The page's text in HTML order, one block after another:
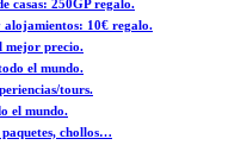
casas: 250GP regalo.
alojamientos: 10€ regalo.
mejor precio.
el mundo.
tours.
el mundo.
chollos…